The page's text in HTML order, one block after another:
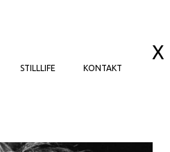
STILLLIFE KONTAKT
X